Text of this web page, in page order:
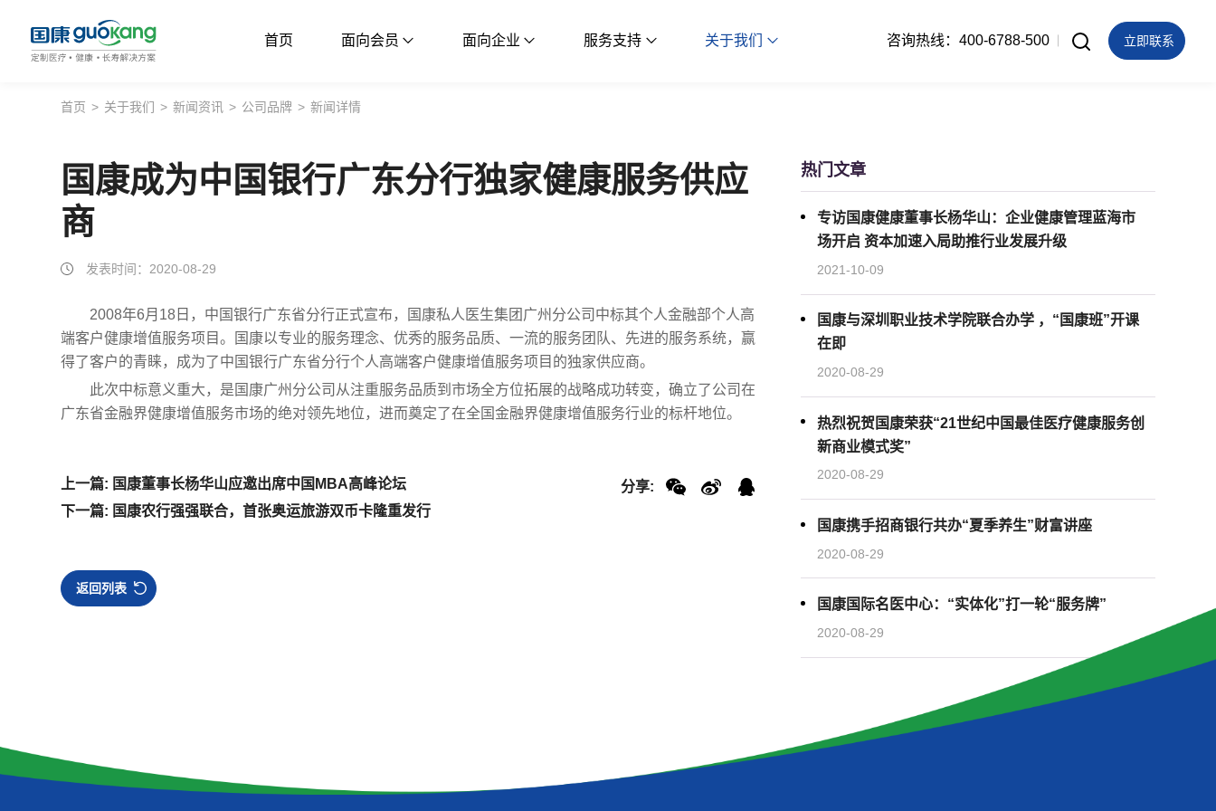
首页 面向会员 面向企业 服务支持 关于我们
面向企业
服务支持
关于我们
咨询热线：400-6788-500 立即联系
首页 > 关于我们 > 新闻资讯 > 公司品牌 > 新闻详情
国康成为中国银行广东分行独家健康服务供应
商
发表时间：2020-08-29
2008年6月18日，中国银行广东省分行正式宣布，国康私人医生集团广州分公司中标其个人金融部个人高
端客户健康增值服务项目。国康以专业的服务理念、优秀的服务品质、一流的服务团队、先进的服务系统，赢
得了客户的青睐，成为了中国银行广东省分行个人高端客户健康增值服务项目的独家供应商。
此次中标意义重大，是国康广州分公司从注重服务品质到市场全方位拓展的战略成功转变，确立了公司在
广东省金融界健康增值服务市场的绝对领先地位，进而奠定了在全国金融界健康增值服务行业的标杆地位。
上一篇: 国康董事长杨华山应邀出席中国MBA高峰论坛
下一篇: 国康农行强强联合，首张奥运旅游双币卡隆重发行
分享:
返回列表
热门文章
专访国康健康董事长杨华山：企业健康管理蓝海市
场开启 资本加速入局助推行业发展升级
2021-10-09
国康与深圳职业技术学院联合办学 ，“国康班”开课
在即
2020-08-29
热烈祝贺国康荣获“21世纪中国最佳医疗健康服务创
新商业模式奖”
2020-08-29
国康携手招商银行共办“夏季养生”财富讲座
2020-08-29
国康国际名医中心：“实体化”打一轮“服务牌”
2020-08-29